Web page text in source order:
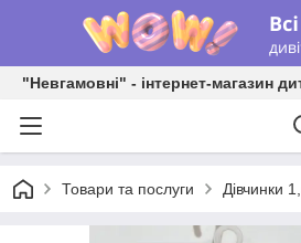
"Невгамовні" - інтернет-магазин
Товари та послуги Дівчинки